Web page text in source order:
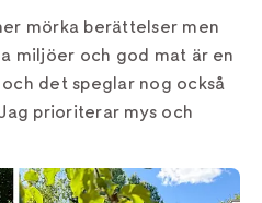
mörka berättelser men
miljöer och god mat är en
det speglar nog också
prioriterar mys och